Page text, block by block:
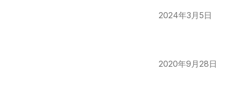
Published on
2024年3月5日
Published on
2020年9月28日